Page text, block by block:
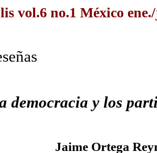
vol.6 no.1 México
democracia y los
Jaime Ortega